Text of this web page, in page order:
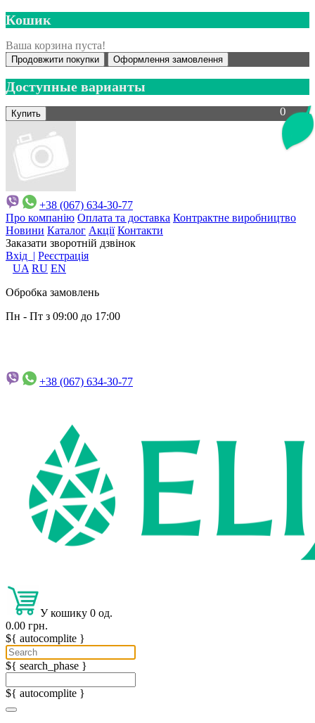
Кошик
Ваша корзина пуста!
Продовжити покупки Оформлення замовлення
0
Доступные варианты
+38 (067) 634-30-77
Про компанію Оплата та доставка Контрактне виробництво
Новини Каталог Акції Контакти
Заказати зворотній дзвінок
Вхід | Реєстрація
UA RU EN
Обробка замовлень
Пн - Пт з 09:00 до 17:00
+38 (067) 634-30-77
У кошику 0 од.
0.00 грн.
${ autocomplite }
${ search_phase }
${ autocomplite }